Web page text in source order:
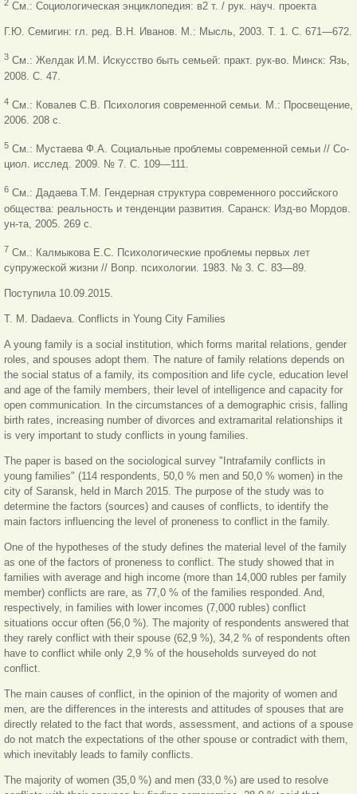
2 Cм.: Социологическая энциклопедия: в2 т. / рук. науч. проекта
Г.Ю. Семигин: гл. ред. В.Н. Иванов. М.: Мысль, 2003. Т. 1. С. 671—672.
3 Cм.: Желдак И.М. Искусство быть семьей: практ. рук-во. Минск: Язь,
2008. С. 47.
4 См.: Ковалев С.В. Психология современной семьи. М.: Просвещение,
2006. 208 с.
5 См.: Мустаева Ф.А. Социальные проблемы современной семьи // Со-
циол. исслед. 2009. № 7. С. 109—111.
6 См.: Дадаева Т.М. Гендерная структура современного российского
общества: реальность и тенденции развития. Саранск: Изд-во Мордов.
ун-та, 2005. 269 c.
7 Cм.: Калмыкова Е.С. Психологические проблемы первых лет
супружеской жизни // Вопр. психологии. 1983. № 3. С. 83—89.
Поступила 10.09.2015.
T. M. Dadaeva. Conflicts in Young City Families
A young family is a social institution, which forms marital relations, gender
roles, and spouses adopt them. The nature of family relations depends on
the social status of a family, its composition and life cycle, education level
and age of the family members, their level of intelligence and capacity for
open communication. In the circumstances of a demographic crisis, falling
birth rates, increasing number of divorces and extramarital relationships it
is very important to study conflicts in young families.
The paper is based on the sociological survey "Intrafamily conflicts in
young families" (114 respondents, 50,0 % men and 50,0 % women) in the
city of Saransk, held in March 2015. The purpose of the study was to
determine the factors (sources) and causes of conflicts, to identify the
main factors influencing the level of proneness to conflict in the family.
One of the hypotheses of the study defines the material level of the family
as one of the factors of proneness to conflict. The study showed that in
families with average and high income (more than 14,000 rubles per family
member) conflicts are rare, as 77,0 % of the families responded. And,
respectively, in families with lower incomes (7,000 rubles) conflict
situations occur often (56,0 %). The majority of respondents answered that
they rarely conflict with their spouse (62,9 %), 34,2 % of respondents often
have to conflict while only 2,9 % of the households surveyed do not
conflict.
The main causes of conflict, in the opinion of the majority of women and
men, are the differences in the interests and attitudes of spouses that are
directly related to the fact that words, assessment, and actions of a spouse
do not match the expectations of the other spouse or contradict with them,
which inevitably leads to family conflicts.
The majority of women (35,0 %) and men (33,0 %) are used to resolve